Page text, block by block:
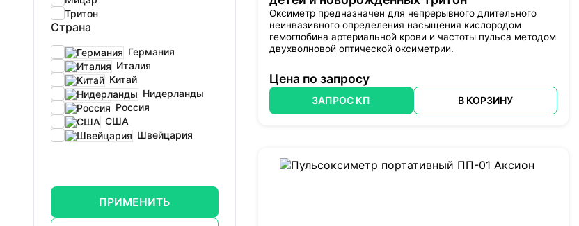
Тритон
Страна
Германия
Италия
Китай
Нидерланды
Россия
США
Швейцария
ПРИМЕНИТЬ
Оксиметр предназначен для непрерывного длительного
неинвазивного определения насыщения кислородом
гемоглобина артериальной крови и частоты пульса методом
двухволновой оптической оксиметрии.
Цена по запросу
ЗАПРОС КП В КОРЗИНУ